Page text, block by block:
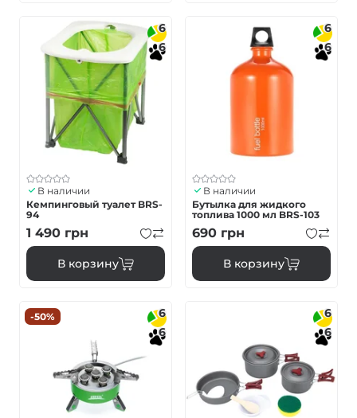
6
6
В наличии
Кемпинговый туалет BRS-
94
1 490 грн
В корзину
6
6
В наличии
Бутылка для жидкого
топлива 1000 мл BRS-103
690 грн
В корзину
-50%
6
6
6
6